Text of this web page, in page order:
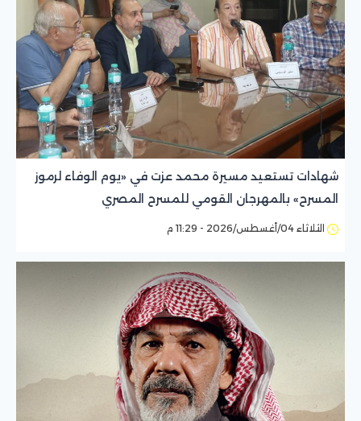
شهادات تستعيد مسيرة محمد عزت في «يوم الوفاء لرموز
المسرح» بالمهرجان القومي للمسرح المصري
الثلاثاء 04/أغسطس/2026 - 11:29 م